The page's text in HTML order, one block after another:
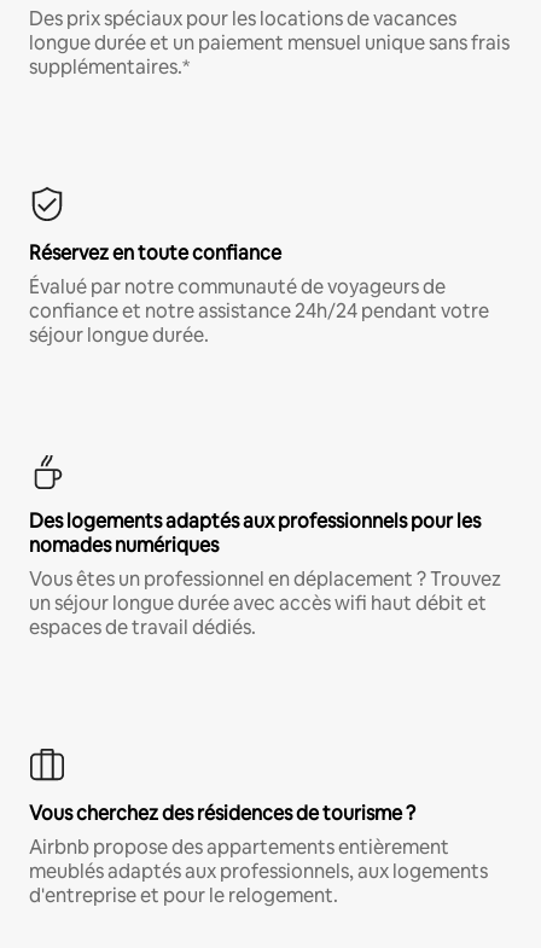
Des prix spéciaux pour les locations de vacances
longue durée et un paiement mensuel unique sans frais
supplémentaires.*
Réservez en toute confiance
Évalué par notre communauté de voyageurs de
confiance et notre assistance 24h/24 pendant votre
séjour longue durée.
Des logements adaptés aux professionnels pour les
nomades numériques
Vous êtes un professionnel en déplacement ? Trouvez
un séjour longue durée avec accès wifi haut débit et
espaces de travail dédiés.
Vous cherchez des résidences de tourisme ?
Airbnb propose des appartements entièrement
meublés adaptés aux professionnels, aux logements
d'entreprise et pour le relogement.